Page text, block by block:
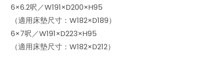
6×6.2呎／W191×D200×H95
（適用床墊尺寸：W182×D189）
6×7呎／W191×D223×H95
（適用床墊尺寸：W182×D212）